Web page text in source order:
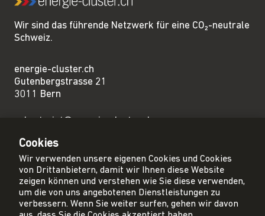
Wir sind das führende Netzwerk für eine CO₂-neutrale
Schweiz.
energie-cluster.ch
Gutenbergstrasse 21
3011 Bern
sekretariat@energie-cluster.ch
Privacy Policy
Impressum
Cookies
Wir verwenden unsere eigenen Cookies und Cookies
von Drittanbietern, damit wir Ihnen diese Website
zeigen können und verstehen wie Sie diese verwenden,
um die von uns angebotenen Dienstleistungen zu
verbessern. Wenn Sie weiter surfen, gehen wir davon